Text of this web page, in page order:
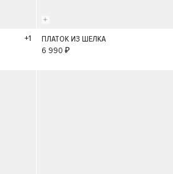
+1
S
ПЛАТОК ИЗ ШЕЛКА
6 990 ₽